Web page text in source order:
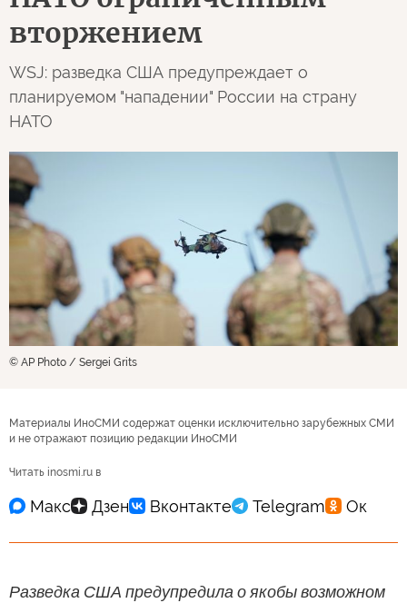
вторжением
WSJ: разведка США предупреждает о
планируемом "нападении" России на страну
НАТО
© AP Photo / Sergei Grits
Материалы ИноСМИ содержат оценки исключительно зарубежных СМИ
и не отражают позицию редакции ИноСМИ
Читать inosmi.ru в
Разведка США предупредила о якобы возможном